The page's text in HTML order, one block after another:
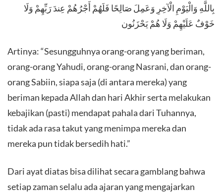
بِاللَّهِ وَالْيَوْمِ الْآخِرِ وَعَمِلَ صَالِحًا فَلَهُمْ أَجْرُهُمْ عِندَ رَبِّهِمْ وَلَا
خَوْفٌ عَلَيْهِمْ وَلَا هُمْ يَحْزَنُون
Artinya: “Sesungguhnya orang-orang yang beriman,
orang-orang Yahudi, orang-orang Nasrani, dan orang-
orang Sabiin, siapa saja (di antara mereka) yang
beriman kepada Allah dan hari Akhir serta melakukan
kebajikan (pasti) mendapat pahala dari Tuhannya,
tidak ada rasa takut yang menimpa mereka dan
mereka pun tidak bersedih hati.”
Dari ayat diatas bisa dilihat secara gamblang bahwa
setiap zaman selalu ada ajaran yang mengajarkan